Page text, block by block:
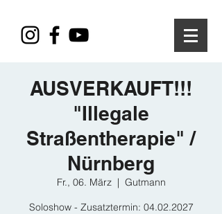
AUSVERKAUFT!!!
"Illegale
Straßentherapie" /
Nürnberg
Fr., 06. März
  |
Gutmann
Soloshow - Zusatztermin: 04.02.2027